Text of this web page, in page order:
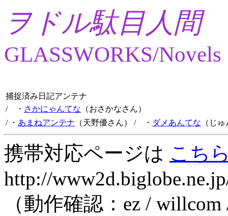
ヲドル駄目人間
GLASSWORKS/Novels
捕捉済み日記アンテナ
/ ・ さかにゃんてな （おさかなさん）
/ ・ あまねアンテナ （天野優さん） / ・ ダメあんてな （じ
携帯対応ページは こち
http://
（動作確認：ez /